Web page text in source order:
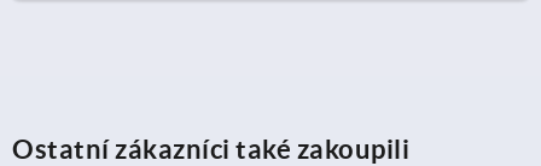
Ostatní zákazníci také zakoupili